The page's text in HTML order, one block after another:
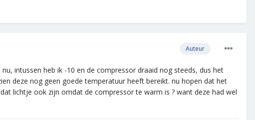
Auteur
intussen heb ik -10 en de compressor draaid nog steeds, dus het
deze nog geen goede temperatuur heeft bereikt. nu hopen dat het
lichtje ook zijn omdat de compressor te warm is ? want deze had wel